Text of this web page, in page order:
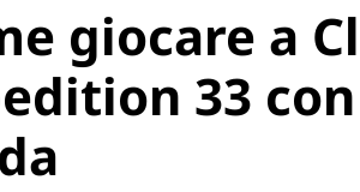
giocare a
33